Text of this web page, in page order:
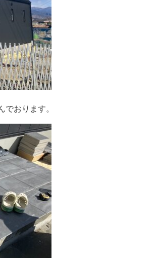
おります。